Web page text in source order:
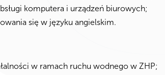
komputera i urządzeń biurowych;
się w języku angielskim.
w ramach ruchu wodnego w ZHP;